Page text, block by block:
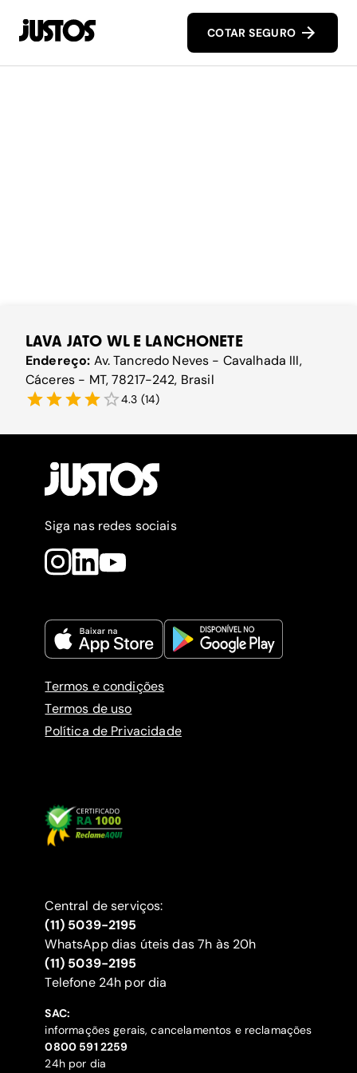
COTAR SEGURO
LAVA JATO WL E LANCHONETE
Endereço: Av. Tancredo Neves - Cavalhada III,
Cáceres - MT, 78217-242, Brasil
4.3 (14)
Siga nas redes sociais
Termos e condições
Termos de uso
Política de Privacidade
Central de serviços:
(11) 5039-2195
WhatsApp dias úteis das 7h às 20h
(11) 5039-2195
‍Telefone 24h por dia
SAC:
informações gerais, cancelamentos e reclamações
‍0800 591 2259
24h por dia